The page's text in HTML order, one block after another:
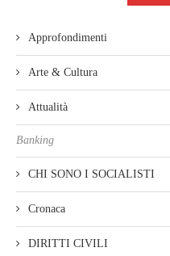
Approfondimenti
Arte & Cultura
Attualità
Banking
CHI SONO I SOCIALISTI
Cronaca
DIRITTI CIVILI